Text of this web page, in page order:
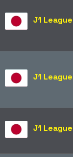
J1 League
J1 League
J1 League